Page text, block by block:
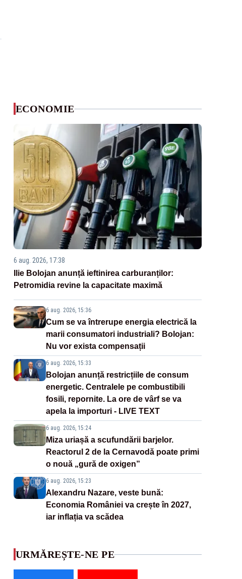
ECONOMIE
6 aug. 2026, 17:38
Ilie Bolojan anunță ieftinirea carburanților:
Petromidia revine la capacitate maximă
6 aug. 2026, 15:36
Cum se va întrerupe energia electrică la
marii consumatori industriali? Bolojan:
Nu vor exista compensații
6 aug. 2026, 15:33
Bolojan anunță restricțiile de consum
energetic. Centralele pe combustibili
fosili, repornite. La ore de vârf se va
apela la importuri - LIVE TEXT
6 aug. 2026, 15:24
Miza uriașă a scufundării barjelor.
Reactorul 2 de la Cernavodă poate primi
o nouă „gură de oxigen”
6 aug. 2026, 15:23
Alexandru Nazare, veste bună:
Economia României va crește în 2027,
iar inflația va scădea
URMĂREȘTE-NE PE